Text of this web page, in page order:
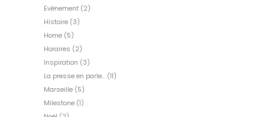
Evénement (2)
Histoire (3)
Home (5)
Horaires (2)
Inspiration (3)
La presse en parle… (11)
Marseille (5)
Milestone (1)